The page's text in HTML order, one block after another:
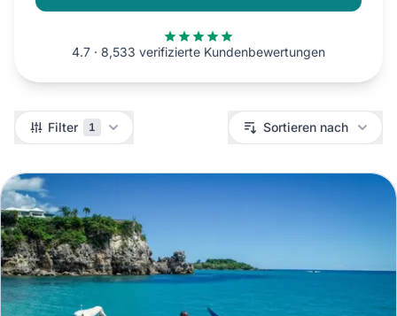
4.7 · 8,533 verifizierte Kundenbewertungen
Filter Filter 1 Sortieren nach